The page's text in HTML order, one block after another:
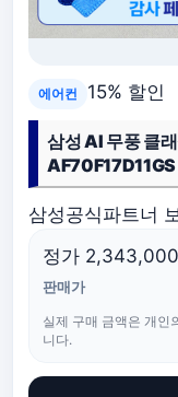
에어컨 15% 할인
삼성 AI 무풍 클
삼성공식파트너
정가
판매가
실제 구매 금액은 개인
니다.